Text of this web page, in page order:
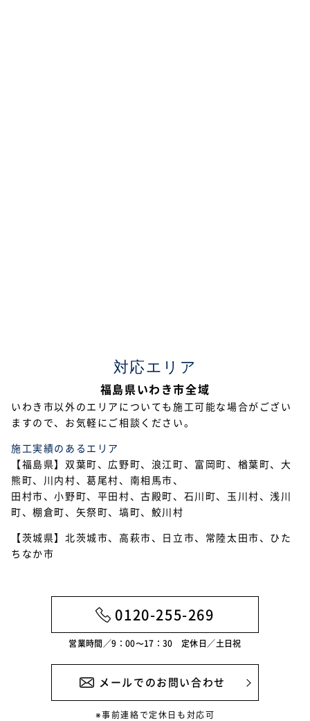
2022年12月
2022年11月
2022年10月
2022年7月
2022年6月
2022年5月
2022年3月
2022年2月
2022年1月
2021年12月
2021年11月
対応エリア
福島県いわき市全域
いわき市以外のエリアについても施工可能な場合がござい
ますので、お気軽にご相談ください。
施工実績のあるエリア
【福島県】双葉町、広野町、浪江町、富岡町、楢葉町、大
熊町、川内村、葛尾村、南相馬市、
田村市、小野町、平田村、古殿町、石川町、玉川村、浅川
町、棚倉町、矢祭町、塙町、鮫川村
【茨城県】北茨城市、高萩市、日立市、常陸太田市、ひた
ちなか市
0120-255-269
営業時間／9：00〜17：30 定休日／土日祝
メールでのお問い合わせ
※事前連絡で定休日も対応可